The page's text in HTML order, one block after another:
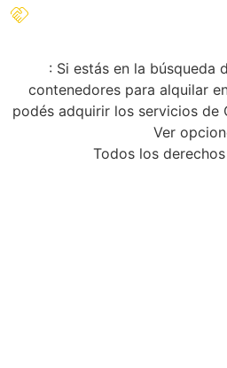
: Si estás en la búsqueda
contenedores para alquilar
podés adquirir los servicios de
Ver
Todos los